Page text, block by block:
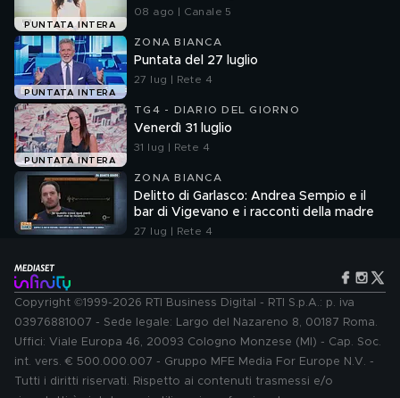
PUNTATA INTERA
08 ago | Canale 5
PUNTATA INTERA
ZONA BIANCA
Puntata del 27 luglio
27 lug | Rete 4
PUNTATA INTERA
TG4 - DIARIO DEL GIORNO
Venerdì 31 luglio
31 lug | Rete 4
ZONA BIANCA
Delitto di Garlasco: Andrea Sempio e il
bar di Vigevano e i racconti della madre
27 lug | Rete 4
Copyright ©1999-2026 RTI Business Digital - RTI S.p.A.: p. iva
03976881007 - Sede legale: Largo del Nazareno 8, 00187 Roma.
Uffici: Viale Europa 46, 20093 Cologno Monzese (MI) - Cap. Soc.
int. vers. € 500.000.007 - Gruppo MFE Media For Europe N.V. -
Tutti i diritti riservati. Rispetto ai contenuti trasmessi e/o